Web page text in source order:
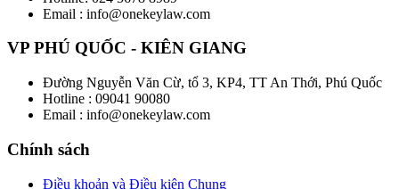
Email : info@onekeylaw.com
VP PHÚ QUỐC - KIÊN GIANG
Đường Nguyễn Văn Cừ, tổ 3, KP4, TT An Thới, Phú Quốc
Hotline : 09041 90080
Email : info@onekeylaw.com
Chính sách
Điều khoản và Điều kiện Chung